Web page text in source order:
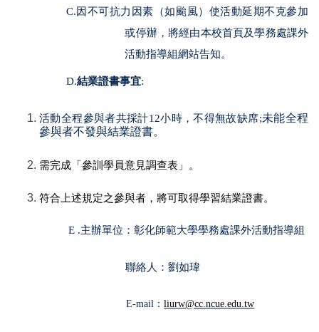
C.因不可抗力因素（如颱風）使活動延期不克參加
或停辦，將經由本校首頁及學務處課外
活動指導組網站告知。
D.結業證書事宜:
活動全程參與者共採計12小時，不得無故缺席;未能全程
參與者不發與結業證書。
需完成「參訓學員意見調查表」。
符合上述規定之參與者，將可取得學習結業證書。
E .主辦單位：彰化師範大學學務處課外活動指導組
聯絡人：劉如瑋
E-mail：liurw@cc.ncue.edu.tw